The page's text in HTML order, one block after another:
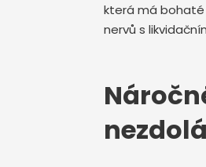
která má bohaté
nervů s
nezdolá